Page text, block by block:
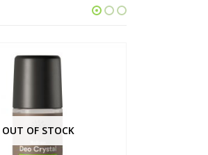
OUT OF STOCK